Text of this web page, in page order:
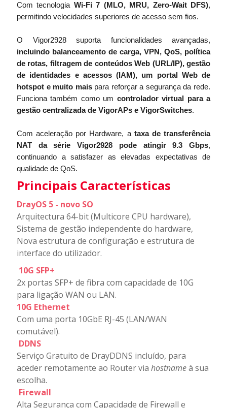
Com tecnologia Wi-Fi 7 (MLO, MRU, Zero-Wait DFS),
permitindo velocidades superiores de acesso sem fios.
O Vigor2928 suporta funcionalidades avançadas,
incluindo balanceamento de carga, VPN, QoS, política
de rotas, filtragem de conteúdos Web (URL/IP), gestão
de identidades e acessos (IAM), um portal Web de
hotspot e muito maispara reforçar a segurança da rede.
Funciona também como um controlador virtual para a
gestão centralizada de VigorAPs e VigorSwitches.
Com aceleração por Hardware, a taxa de transferência
NAT da série Vigor2928 pode atingir 9.3 Gbps,
continuando a satisfazer as elevadas expectativas de
qualidade de QoS.
Principais Características
DrayOS 5 - novo SO
Arquitectura 64-bit (Multicore CPU hardware),
Sistema de gestão independente do hardware,
Nova estrutura de configuração e estrutura de
interface do utilizador.
10G SFP+
2x portas SFP+ de fibra com capacidade de 10G
para ligação WAN ou LAN.
10G Ethernet
Com uma porta 10GbE RJ-45 (LAN/WAN
comutável).
DDNS
Serviço Gratuito de DrayDDNS incluído, para
aceder remotamente ao Router via hostnameà sua
escolha.
Firewall
Alta Segurança com Capacidade de Firewall e